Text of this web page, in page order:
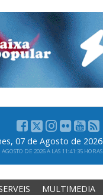
07 de Agosto de 2026
DE 2026 A LAS 11:41:35 HORAS
MULTIMEDIA